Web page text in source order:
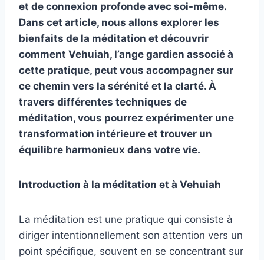
et de connexion profonde avec soi-même.
Dans cet article, nous allons explorer les
bienfaits de la méditation et découvrir
comment Vehuiah, l’ange gardien associé à
cette pratique, peut vous accompagner sur
ce chemin vers la sérénité et la clarté. À
travers différentes techniques de
méditation, vous pourrez expérimenter une
transformation intérieure et trouver un
équilibre harmonieux dans votre vie.
Introduction à la méditation et à Vehuiah
La méditation est une pratique qui consiste à
diriger intentionnellement son attention vers un
point spécifique, souvent en se concentrant sur